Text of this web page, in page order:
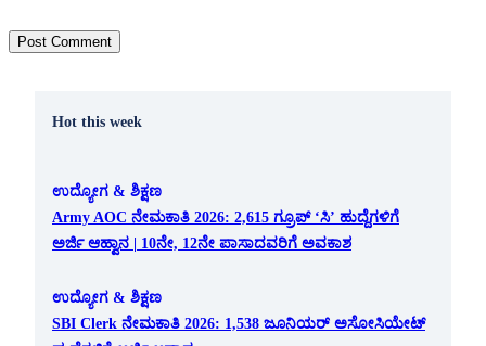
Hot this week
ಉದ್ಯೋಗ & ಶಿಕ್ಷಣ
Army AOC ನೇಮಕಾತಿ 2026: 2,615 ಗ್ರೂಪ್ ‘ಸಿ’ ಹುದ್ದೆಗಳಿಗೆ
ಅರ್ಜಿ ಆಹ್ವಾನ | 10ನೇ, 12ನೇ ಪಾಸಾದವರಿಗೆ ಅವಕಾಶ
ಉದ್ಯೋಗ & ಶಿಕ್ಷಣ
SBI Clerk ನೇಮಕಾತಿ 2026: 1,538 ಜೂನಿಯರ್ ಅಸೋಸಿಯೇಟ್